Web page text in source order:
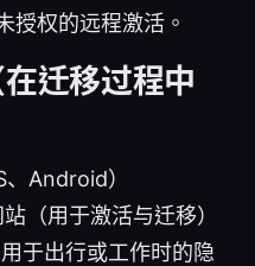
授权的远程激活。
迁移过程中
Android）
（用于激活与迁移）
于出行或工作时的隐